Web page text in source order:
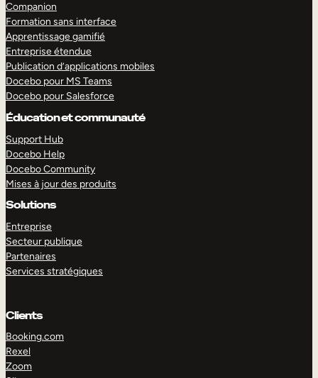
Companion
Formation sans interface
Apprentissage gamifié
Entreprise étendue
Publication d’applications mobiles
Docebo pour MS Teams
Docebo pour Salesforce
Éducation et communauté
Support Hub
Docebo Help
Docebo Community
Mises à jour des produits
Solutions
Entreprise
Secteur publique
Partenaires
Services stratégiques
Clients
Booking.com
Rexel
Zoom